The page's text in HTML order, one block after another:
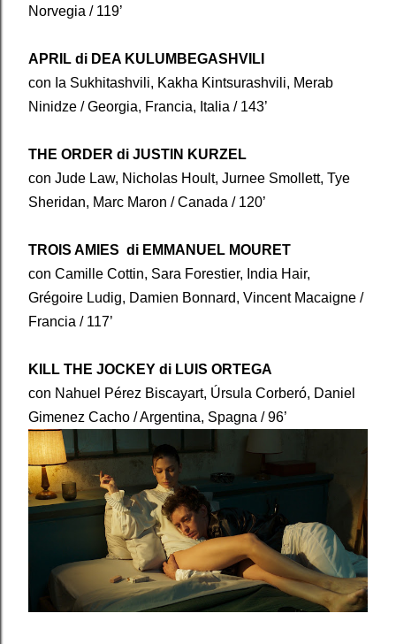
Norvegia / 119’
APRIL di DEA KULUMBEGASHVILI
con Ia Sukhitashvili, Kakha Kintsurashvili, Merab
Ninidze / Georgia, Francia, Italia / 143’
THE ORDER di JUSTIN KURZEL
con Jude Law, Nicholas Hoult, Jurnee Smollett, Tye
Sheridan, Marc Maron / Canada / 120’
TROIS AMIES di EMMANUEL MOURET
con Camille Cottin, Sara Forestier, India Hair,
Grégoire Ludig, Damien Bonnard, Vincent Macaigne /
Francia / 117’
KILL THE JOCKEY di LUIS ORTEGA
con Nahuel Pérez Biscayart, Úrsula Corberó, Daniel
Gimenez Cacho / Argentina, Spagna / 96’